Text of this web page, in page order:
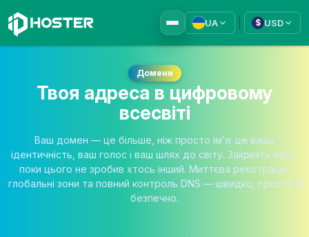
UA $ USD
Домени
Твоя адреса в цифровому
всесвіті
Ваш домен — це більше, ніж просто ім’я: це ваша
ідентичність, ваш голос і ваш шлях до світу. Закріпіть його,
поки цього не зробив хтось інший. Миттєва реєстрація,
глобальні зони та повний контроль DNS — швидко, просто й
безпечно.